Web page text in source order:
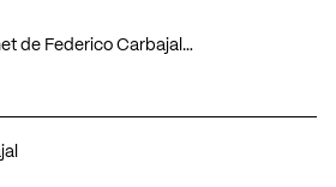
de Federico Carbajal…